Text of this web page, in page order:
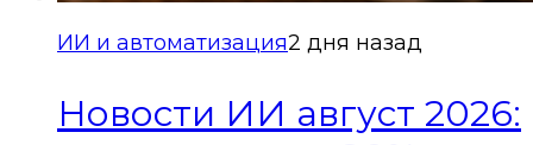
ИИ и автоматизация2 дня назад
Новости ИИ август 2026: